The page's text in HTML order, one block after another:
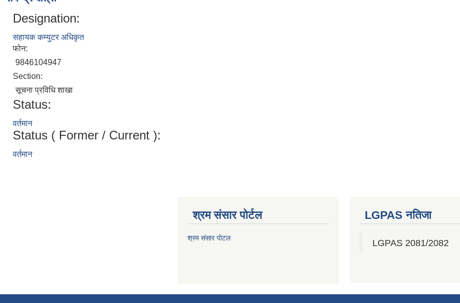
Designation:
सहायक कम्युटर अधिकृत
फोन:
9846104947
Section:
सूचना प्रविधि शाखा
Status:
वर्तमान
Status ( Former / Current ):
वर्तमान
श्रम संसार पोर्टल
श्रम संसार पोटल
LGPAS नतिजा
LGPAS 2081/2082